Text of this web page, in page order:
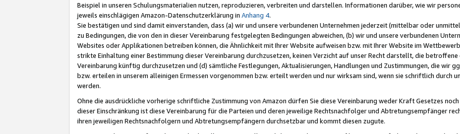
Beispiel in unseren Schulungsmaterialien nutzen, reproduzieren, verbreiten und darstellen. Informationen darüber, wie wir
jeweils einschlägigen Amazon-Datenschutzerklärung in Anhang 4.
Sie bestätigen und sind damit einverstanden, dass (a) wir und unsere verbundenen Unternehmen jederzeit (mittelbar oder
zu Bedingungen, die von den in dieser Vereinbarung festgelegten Bedingungen abweichen, (b) wir und unsere verbundenen
Websites oder Applikationen betreiben können, die Ähnlichkeit mit Ihrer Website aufweisen bzw. mit Ihrer Website im
strikte Einhaltung einer Bestimmung dieser Vereinbarung durchzusetzen, keinen Verzicht auf unser Recht darstellt, die
Vereinbarung künftig durchzusetzen und (d) sämtliche Festlegungen, Aktualisierungen, Handlungen und Zustimmungen, die wir
bzw. erteilen in unserem alleinigen Ermessen vorgenommen bzw. erteilt werden und nur wirksam sind, wenn sie schriftlich
werden.
Ohne die ausdrückliche vorherige schriftliche Zustimmung von Amazon dürfen Sie diese Vereinbarung weder Kraft Gesetzes
dieser Einschränkung ist diese Vereinbarung für die Parteien und deren jeweilige Rechtsnachfolger und Abtretungsempfänger
ihren jeweiligen Rechtsnachfolgern und Abtretungsempfängern durchsetzbar und kommt diesen zugute.